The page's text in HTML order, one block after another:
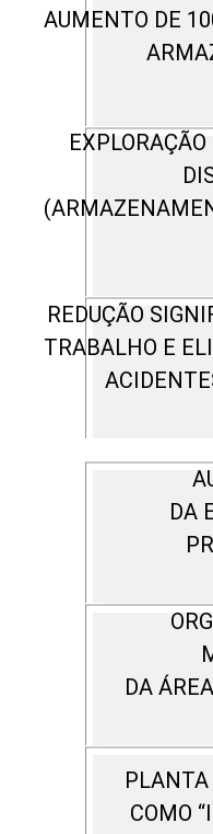
AUMENTO DE
REDUÇÃO
TRABALHO E
DA
DA
COMO